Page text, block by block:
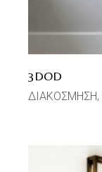
3DOD
ΔΙΑΚΟΣΜΗΣΗ